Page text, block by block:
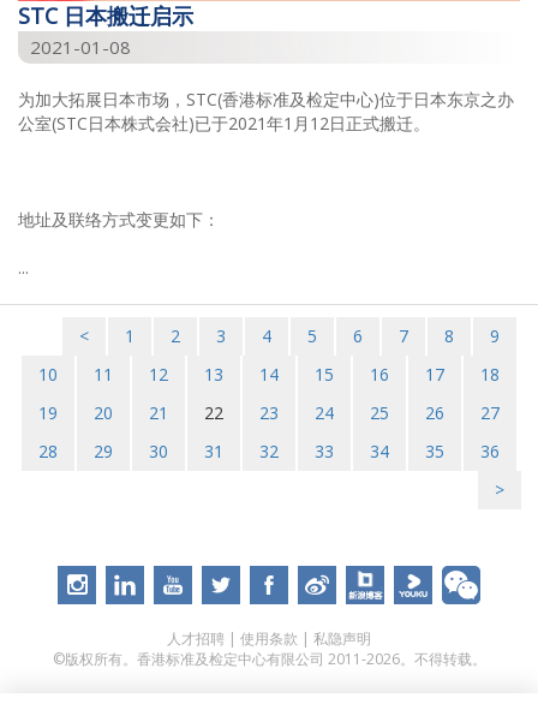
STC 日本搬迁启示
2021-01-08
为加大拓展日本市场，STC(香港标准及检定中心)位于日本东京之办
公室(STC日本株式会社)已于2021年1月12日正式搬迁。
地址及联络方式变更如下：
...
< 1 2 3 4 5 6 7 8
9
10
11 12 13 14 15 16 17
18
19
20 21 22 23 24 25 26
27
28
29 30 31 32 33 34 35
36
>
人才招聘 | 使用条款 | 私隐声明
©版权所有。香港标准及检定中心有限公司 2011-2026。不得转载。